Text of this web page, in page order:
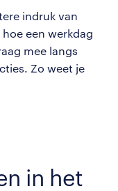
indruk van
een werkdag
mee langs
Zo weet je
in het